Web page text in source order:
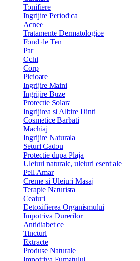
Tonifiere
Ingrijire Periodica
Acnee
Tratamente Dermatologice
Fond de Ten
Par
Ochi
Corp
Picioare
Ingrijire Maini
Ingrijire Buze
Protectie Solara
Ingrijirea si Albire Dinti
Cosmetice Barbati
Machiaj
Ingrijire Naturala
Seturi Cadou
Protectie dupa Plaja
Uleiuri naturale, uleiuri esentiale
Pell Amar
Creme si Uleiuri Masaj
Terapie Naturista
Ceaiuri
Detoxifierea Organismului
Impotriva Durerilor
Antidiabetice
Tincturi
Extracte
Produse Naturale
Impotriva Fumatului